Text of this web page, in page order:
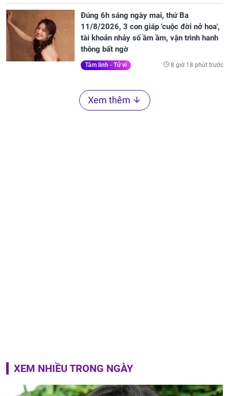
Đúng 6h sáng ngày mai, thứ Ba
11/8/2026, 3 con giáp 'cuộc đời nở hoa',
tài khoản nhảy số ầm ầm, vận trình hanh
thông bất ngờ
Tâm linh - Tử vi 8 giờ 18 phút trước
Xem thêm
XEM NHIỀU TRONG NGÀY